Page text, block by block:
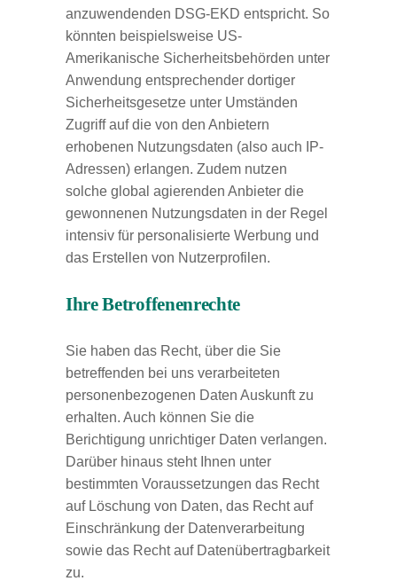
anzuwendenden DSG-EKD entspricht. So
könnten beispielsweise US-
Amerikanische Sicherheitsbehörden unter
Anwendung entsprechender dortiger
Sicherheitsgesetze unter Umständen
Zugriff auf die von den Anbietern
erhobenen Nutzungsdaten (also auch IP-
Adressen) erlangen. Zudem nutzen
solche global agierenden Anbieter die
gewonnenen Nutzungsdaten in der Regel
intensiv für personalisierte Werbung und
das Erstellen von Nutzerprofilen.
Ihre Betroffenenrechte
Sie haben das Recht, über die Sie
betreffenden bei uns verarbeiteten
personenbezogenen Daten Auskunft zu
erhalten. Auch können Sie die
Berichtigung unrichtiger Daten verlangen.
Darüber hinaus steht Ihnen unter
bestimmten Voraussetzungen das Recht
auf Löschung von Daten, das Recht auf
Einschränkung der Datenverarbeitung
sowie das Recht auf Datenübertragbarkeit
zu.